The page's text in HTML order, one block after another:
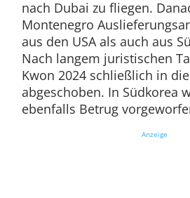
nach Dubai zu fliegen.
Montenegro
aus den USA als auch aus
Nach langem juristischen
Kwon 2024 schließlich in die
abgeschoben. In Südkorea
ebenfalls Betrug
Anzeige